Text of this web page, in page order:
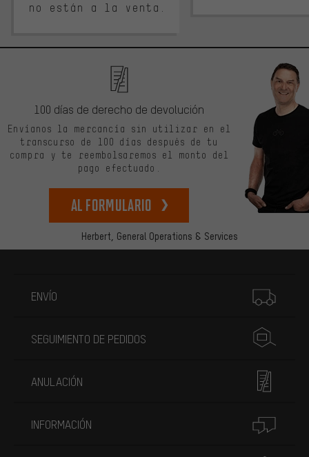
no están a la venta.
Herbert, General Operations & Services
100 días de derecho de devolución
Envíanos la mercancía sin utilizar en el
transcurso de 100 días después de tu
compra y te reembolsaremos el monto del
pago efectuado.
Al formulario
ENVÍO
SEGUIMIENTO DE PEDIDOS
ANULACIÓN
INFORMACIÓN